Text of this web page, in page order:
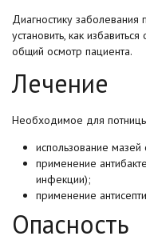
Диагностику
установить, как
общий осмотр пациента.
Лечение
Необходимое для
использование
применение
инфекции);
применение
Опасность